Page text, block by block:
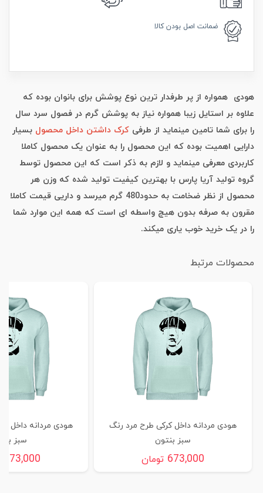
ضمانت اصل بودن کالا
هودی همواره از پر طرفدار ترین نوع پوشش برای بانوان بوده که
علاوه بر استایل زیبا همواره نیاز به پوشش گرم در فصول سرد سال
را برای شما تامین مینماید از طرفی کرک داشتن داخل محصول بسیار
دارایی اهمیت بوده که این محصول را به عنوان یک محصول کاملا
کاربردی معرفی مینماید و لازم به ذکر است که این محصول توسط
گروه تولید آریا پارس با بهترین کیفیت تولید شده که وزن هر
محصول از نظر ضخامت به حدود480 گرم میرسد و داریی قیمت کاملا
مقرون به صرفه بدون هیچ واسطه ای است که همه این موارد شما
را در یک خرید خوب یاری میکند.
محصولات مرتبط
هودی مردانه داخل کرکی طرح مرد رنگ
سبز بنتون
673,000 تومان
هودی مردانه داخل
سبز
673,000